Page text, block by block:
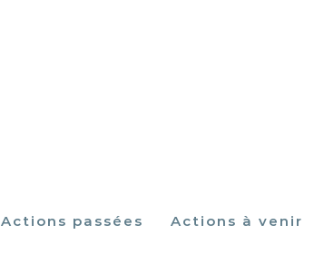
Actions passées Actions à venir